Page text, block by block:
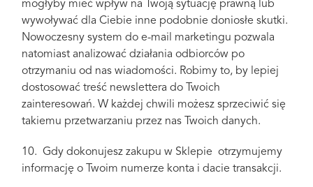
mogłyby mieć wpływ na Twoją sytuację prawną lub
wywoływać dla Ciebie inne podobnie doniosłe skutki.
Nowoczesny system do e-mail marketingu pozwala
natomiast analizować działania odbiorców po
otrzymaniu od nas wiadomości. Robimy to, by lepiej
dostosować treść newslettera do Twoich
zainteresowań. W każdej chwili możesz sprzeciwić się
takiemu przetwarzaniu przez nas Twoich danych.
10. Gdy dokonujesz zakupu w Sklepie otrzymujemy
informację o Twoim numerze konta i dacie transakcji.